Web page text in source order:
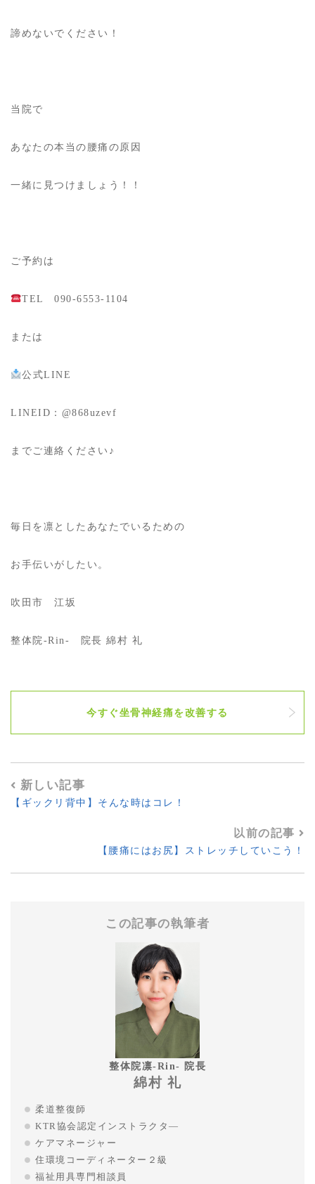
諦めないでください！
当院で
あなたの本当の腰痛の原因
一緒に見つけましょう！！
ご予約は
TEL 090-6553-1104
または
公式LINE
LINEID：@868uzevf
までご連絡ください♪
毎日を凛としたあなたでいるための
お手伝いがしたい。
吹田市 江坂
整体院-Rin- 院長 綿村 礼
今すぐ坐骨神経痛を改善する
新しい記事
【ギックリ背中】そんな時はコレ！
以前の記事
【腰痛にはお尻】ストレッチしていこう！
この記事の執筆者
整体院凛-Rin- 院長
綿村 礼
柔道整復師
KTR協会認定インストラクタ―
ケアマネージャー
住環境コーディネーター２級
福祉用具専門相談員